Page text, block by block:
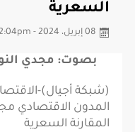
السعرية
08 إبريل، 2024 - 12:04pm
بصوت: مجدي
(شبكة أجيال)-
المدون الاقتصادي
المقارنة السعرية